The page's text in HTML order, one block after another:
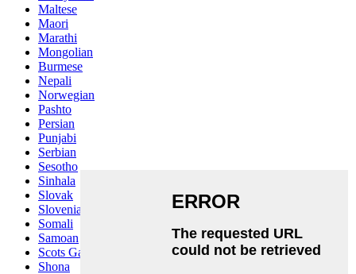
Maltese
Maori
Marathi
Mongolian
Burmese
Nepali
Norwegian
Pashto
Persian
Punjabi
Serbian
Sesotho
Sinhala
Slovak
Slovenian
Somali
Samoan
Scots Gaelic
Shona